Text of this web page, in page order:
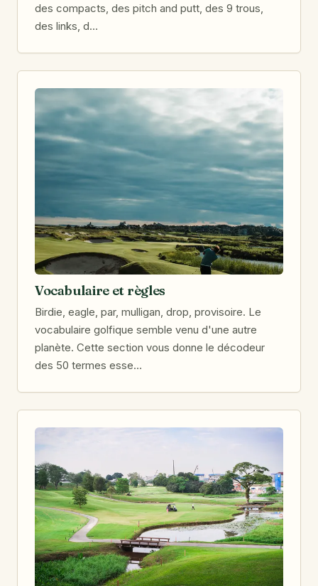
des compacts, des pitch and putt, des 9 trous,
des links, d…
Vocabulaire et règles
Birdie, eagle, par, mulligan, drop, provisoire. Le
vocabulaire golfique semble venu d'une autre
planète. Cette section vous donne le décodeur
des 50 termes esse…